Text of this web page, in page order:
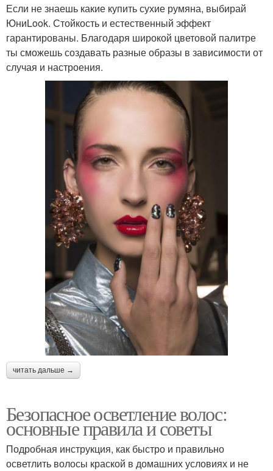
Если не знаешь какие купить сухие румяна, выбирай
ЮниLook. Стойкость и естественный эффект
гарантированы. Благодаря широкой цветовой палитре
ты сможешь создавать разные образы в зависимости от
случая и настроения.
читать дальше →
Безопасное осветление волос:
основные правила и советы
Подробная инструкция, как быстро и правильно
осветлить волосы краской в домашних условиях и не